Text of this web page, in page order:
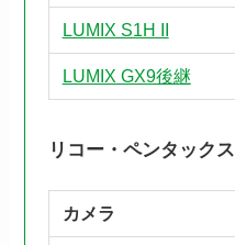
LUMIX S1H II
LUMIX GX9後継
リコー・ペンタックス
カメラ